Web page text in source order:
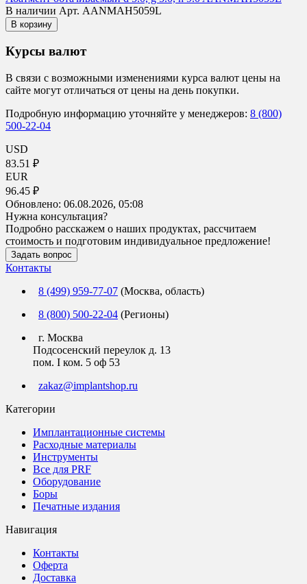
В наличии Арт. AANMAH5059L
В корзину
Курсы валют
В связи с возможными изменениями курса валют цены на
сайте могут отличаться от цены на день покупки.
Подробную информацию уточняйте у менеджеров: 8 (800)
500-22-04
USD
83.51 ₽
EUR
96.45 ₽
Обновлено: 06.08.2026, 05:08
Нужна консультация?
Подробно расскажем о наших продуктах, рассчитаем
стоимость и подготовим индивидуальное предложение!
Задать вопрос
Контакты
8 (499) 959-77-07 (Москва, область)
8 (800) 500-22-04 (Регионы)
г. Москва
Подсосенский переулок д. 13
пом. I ком. 5 оф 53
zakaz@implantshop.ru
Категории
Имплантационные системы
Расходные материалы
Инструменты
Все для PRF
Оборудование
Боры
Печатные издания
Навигация
Контакты
Оферта
Доставка